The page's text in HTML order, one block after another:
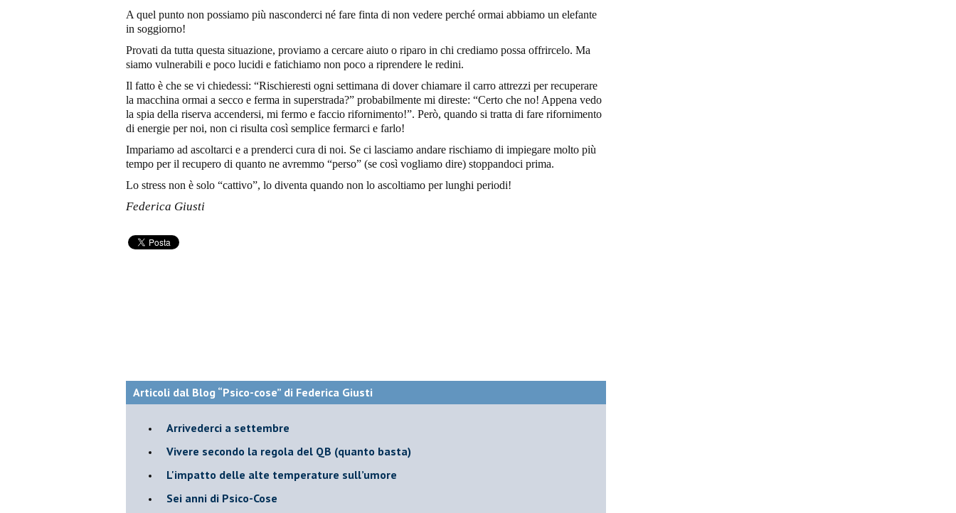
A quel punto non possiamo più nasconderci né fare finta di non vedere perché ormai abbiamo un elefante
in soggiorno!
Provati da tutta questa situazione, proviamo a cercare aiuto o riparo in chi crediamo possa offrircelo. Ma
siamo vulnerabili e poco lucidi e fatichiamo non poco a riprendere le redini.
Il fatto è che se vi chiedessi: “Rischieresti ogni settimana di dover chiamare il carro attrezzi per recuperare
la macchina ormai a secco e ferma in superstrada?” probabilmente mi direste: “Certo che no! Appena vedo
la spia della riserva accendersi, mi fermo e faccio rifornimento!”. Però, quando si tratta di fare rifornimento
di energie per noi, non ci risulta così semplice fermarci e farlo!
Impariamo ad ascoltarci e a prenderci cura di noi. Se ci lasciamo andare rischiamo di impiegare molto più
tempo per il recupero di quanto ne avremmo “perso” (se così vogliamo dire) stoppandoci prima.
Lo stress non è solo “cattivo”, lo diventa quando non lo ascoltiamo per lunghi periodi!
Federica Giusti
Articoli dal Blog “Psico-cose” di Federica Giusti
​Arrivederci a settembre
​Vivere secondo la regola del QB (quanto basta)
​L'impatto delle alte temperature sull’umore
Sei anni di Psico-Cose